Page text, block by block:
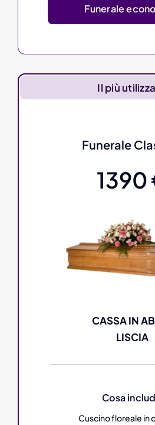
Funerale
Il più
Funerale
1390
CASSA IN
LISCIA
Cosa
Cuscino floreale in